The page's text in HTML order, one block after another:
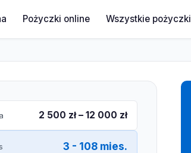
Pożyczki online Wszystkie pożyczki
2 500 zł – 12 000 zł
3 - 108 mies.